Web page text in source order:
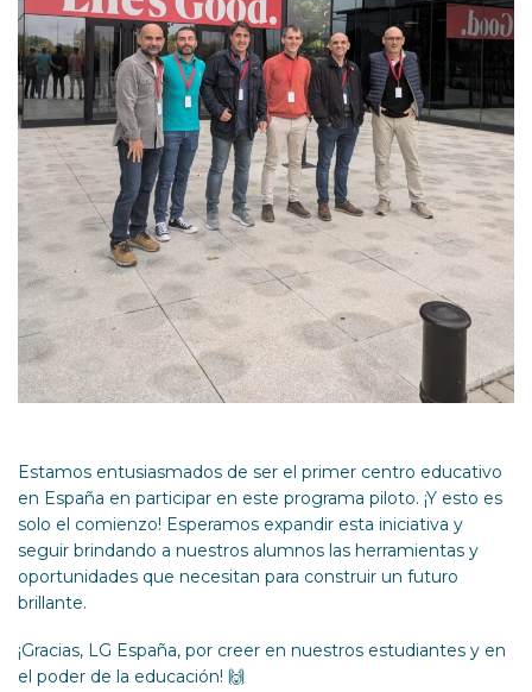
Estamos entusiasmados de ser el primer centro educativo
en España en participar en este programa piloto. ¡Y esto es
solo el comienzo! Esperamos expandir esta iniciativa y
seguir brindando a nuestros alumnos las herramientas y
oportunidades que necesitan para construir un futuro
brillante.
¡Gracias, LG España, por creer en nuestros estudiantes y en
el poder de la educación! 🙌